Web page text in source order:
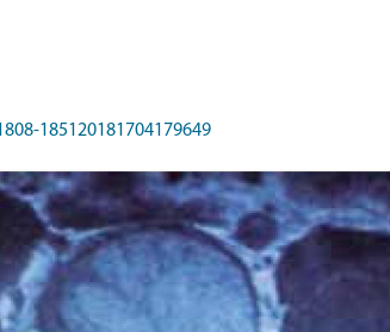
185120181704179649